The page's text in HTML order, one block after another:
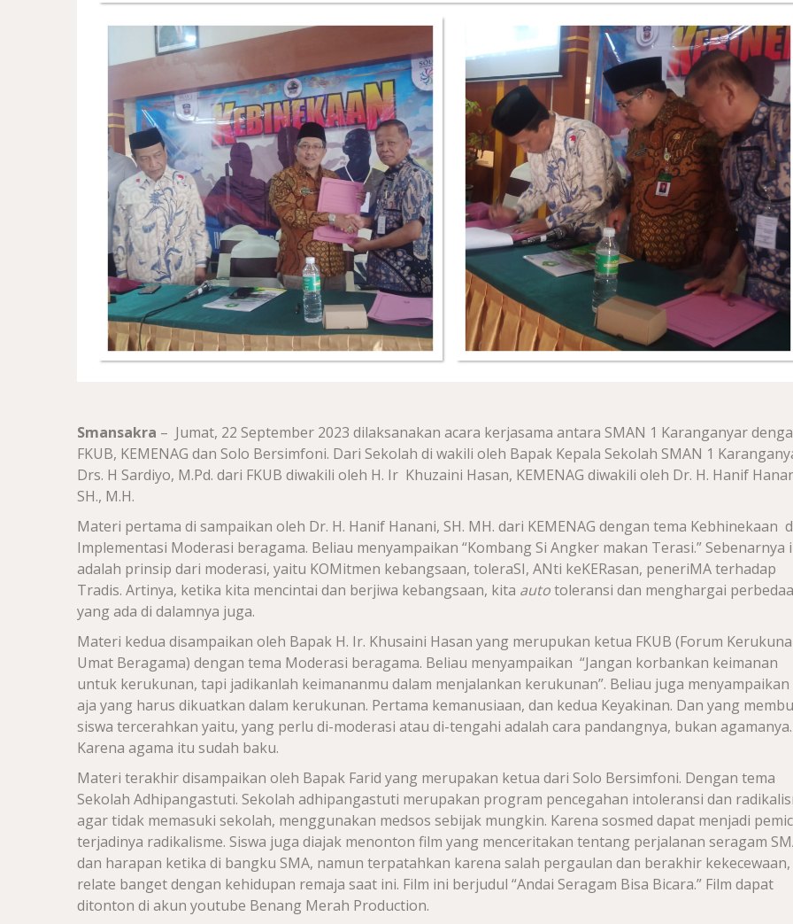
Smansakra – Jumat, 22 September 2023 dilaksanakan acara kerjasama antara SMAN 1 Karanganyar
FKUB, KEMENAG dan Solo Bersimfoni. Dari Sekolah di wakili oleh Bapak Kepala Sekolah SMAN 1
Drs. H Sardiyo, M.Pd. dari FKUB diwakili oleh H. Ir Khuzaini Hasan, KEMENAG diwakili oleh Dr. H. Hanif
SH., M.H.
Materi pertama di sampaikan oleh Dr. H. Hanif Hanani, SH. MH. dari KEMENAG dengan tema Kebhinekaan
Implementasi Moderasi beragama. Beliau menyampaikan “Kombang Si Angker makan Terasi.” Sebenarnya
adalah prinsip dari moderasi, yaitu KOMitmen kebangsaan, toleraSI, ANti keKERasan, peneriMA terhadap
Tradis. Artinya, ketika kita mencintai dan berjiwa kebangsaan, kita autotoleransi dan menghargai
yang ada di dalamnya juga.
Materi kedua disampaikan oleh Bapak H. Ir. Khusaini Hasan yang merupukan ketua FKUB (Forum
Umat Beragama) dengan tema Moderasi beragama. Beliau menyampaikan “Jangan korbankan keimanan
untuk kerukunan, tapi jadikanlah keimananmu dalam menjalankan kerukunan”. Beliau juga menyampaikan
aja yang harus dikuatkan dalam kerukunan. Pertama kemanusiaan, dan kedua Keyakinan. Dan yang
siswa tercerahkan yaitu, yang perlu di-moderasi atau di-tengahi adalah cara pandangnya, bukan agamanya.
Karena agama itu sudah baku.
Materi terakhir disampaikan oleh Bapak Farid yang merupakan ketua dari Solo Bersimfoni. Dengan tema
Sekolah Adhipangastuti. Sekolah adhipangastuti merupakan program pencegahan intoleransi dan
agar tidak memasuki sekolah, menggunakan medsos sebijak mungkin. Karena sosmed dapat menjadi
terjadinya radikalisme. Siswa juga diajak menonton film yang menceritakan tentang perjalanan seragam
dan harapan ketika di bangku SMA, namun terpatahkan karena salah pergaulan dan berakhir kekecewaan,
relate banget dengan kehidupan remaja saat ini. Film ini berjudul “Andai Seragam Bisa Bicara.” Film dapat
ditonton di akun youtube Benang Merah Production.